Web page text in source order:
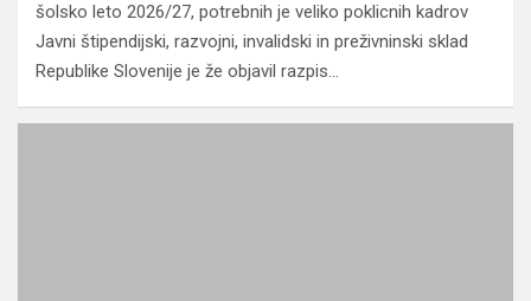
šolsko leto 2026/27, potrebnih je veliko poklicnih kadrov
Javni štipendijski, razvojni, invalidski in preživninski sklad
Republike Slovenije je že objavil razpis…